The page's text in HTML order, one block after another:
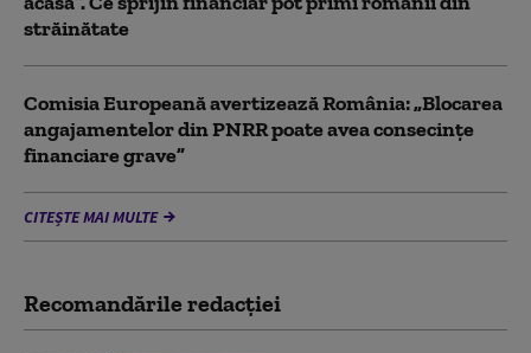
străinătate
Comisia Europeană avertizează România: „Blocarea
angajamentelor din PNRR poate avea consecințe
financiare grave”
CITEȘTE MAI MULTE
Recomandările redacţiei